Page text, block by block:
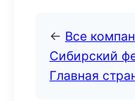
← Все
Сибирский
Главная